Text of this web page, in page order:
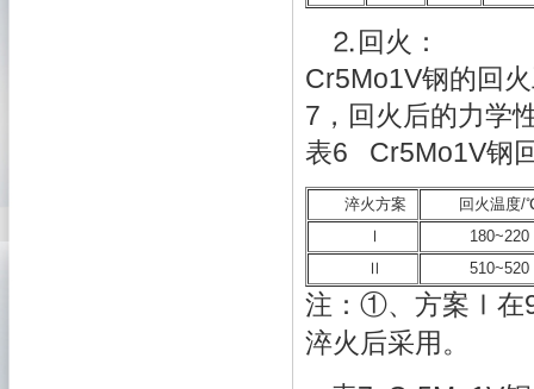
⒉回火：
Cr5Mo1V钢的回
7，回火后的力学
表6 Cr5Mo1V钢
淬火方案
回火温度/
Ⅰ
180~220
Ⅱ
510~520
注：①、方案Ⅰ在
淬火后采用。